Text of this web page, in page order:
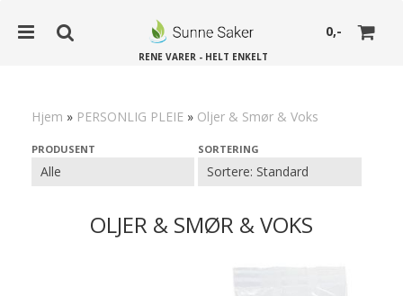
0,-
RENE VARER - HELT ENKELT
Hjem » PERSONLIG PLEIE » Oljer & Smør & Voks
PRODUSENT SORTERING
OLJER & SMØR & VOKS